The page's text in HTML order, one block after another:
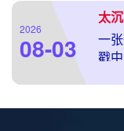
闻报
2026
08-03
一
戳
的